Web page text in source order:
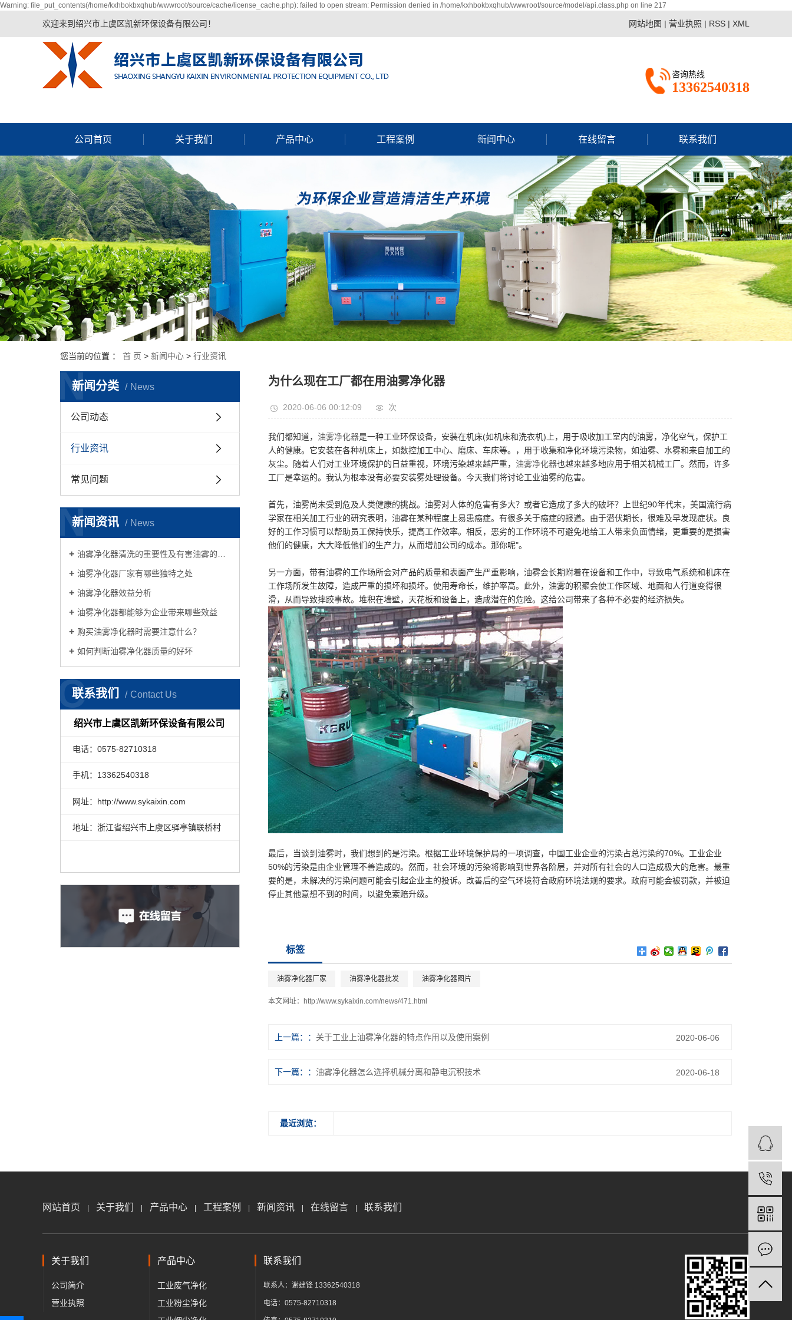
Warning: file_put_contents(/home/kxhbokbxqhub/wwwroot/source/cache/license_cache.php): failed to open stream: Permission denied in /home/kxhbokbxqhub/wwwroot/source/model/api.class.php on line 217
欢迎来到绍兴市上虞区凯新环保设备有限公司！ 网站地图 | 营业执照 | RSS | XML
咨询热线
13362540318
公司首页 关于我们 产品中心 工程案例 新闻中心 在线留言 联系我们
您当前的位置 ： 首 页 > 新闻中心 > 行业资讯
新闻分类 News
N
公司动态
行业资讯
常见问题
新闻资讯 News
N
油雾净化器清洗的重要性及有害油雾的处理方法
油雾净化器厂家有哪些独特之处
油雾净化器效益分析
油雾净化器都能够为企业带来哪些效益
购买油雾净化器时需要注意什么？
如何判断油雾净化器质量的好坏
联系我们 Contact Us
C
绍兴市上虞区凯新环保设备有限公司
电话：0575-82710318
手机：13362540318
网址：http://www.sykaixin.com
地址：浙江省绍兴市上虞区驿亭镇联桥村
为什么现在工厂都在用油雾净化器
2020-06-06 00:12:09 次
我们都知道， 油雾净化器是一种工业环保设备，安装在机床(如机床和洗衣机)上，用于吸收加工室内的油雾，净化空气，保护工
人的健康。它安装在各种机床上，如数控加工中心、磨床、车床等。，用于收集和净化环境污染物，如油雾、水雾和来自加工的
灰尘。随着人们对工业环境保护的日益重视，环境污染越来越严重， 油雾净化器也越来越多地应用于相关机械工厂。然而，许多
工厂是幸运的。我认为根本没有必要安装雾处理设备。今天我们将讨论工业油雾的危害。
首先，油雾尚未受到危及人类健康的挑战。油雾对人体的危害有多大？或者它造成了多大的破坏？上世纪90年代末，美国流行病
学家在相关加工行业的研究表明，油雾在某种程度上易患癌症。有很多关于癌症的报道。由于潜伏期长，很难及早发现症状。良
好的工作习惯可以帮助员工保持快乐，提高工作效率。相反，恶劣的工作环境不可避免地给工人带来负面情绪，更重要的是损害
他们的健康，大大降低他们的生产力，从而增加公司的成本。那你呢"。
另一方面，带有油雾的工作场所会对产品的质量和表面产生严重影响，油雾会长期附着在设备和工作中，导致电气系统和机床在
工作场所发生故障，造成严重的损坏和损坏。使用寿命长，维护率高。此外，油雾的积聚会使工作区域、地面和人行道变得很
滑，从而导致摔跤事故。堆积在墙壁，天花板和设备上，造成潜在的危险。这给公司带来了各种不必要的经济损失。
最后，当谈到油雾时，我们想到的是污染。根据工业环境保护局的一项调查，中国工业企业的污染占总污染的70%。工业企业
50%的污染是由企业管理不善造成的。然而，社会环境的污染将影响到世界各阶层，并对所有社会的人口造成极大的危害。最重
要的是，未解决的污染问题可能会引起企业主的投诉。改善后的空气环境符合政府环境法规的要求。政府可能会被罚款，并被迫
停止其他意想不到的时间，以避免索赔升级。
标签
油雾净化器厂家 油雾净化器批发 油雾净化器图片
本文网址： http://www.sykaixin.com/news/471.html
上一篇： 关于工业上油雾净化器的特点作用以及使用案例 2020-06-06
下一篇： 油雾净化器怎么选择机械分离和静电沉积技术 2020-06-18
最近浏览：
网站首页 | 关于我们 | 产品中心 | 工程案例 | 新闻资讯 | 在线留言 | 联系我们
关于我们
公司简介
营业执照
产品中心
工业废气净化
工业粉尘净化
联系我们
联系人：谢建锋 13362540318
电话：0575-82710318